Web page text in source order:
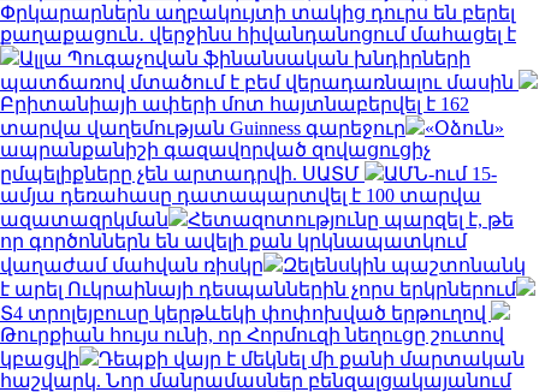
Փրկարարներն աղբակույտի տակից դուրս են բերել
քաղաքացուն․ վերջինս հիվանդանոցում մահացել է
Ալլա Պուգաչովան ֆինանսական խնդիրների
պատճառով մտածում է բեմ վերադառնալու մասին
Բրիտանիայի ափերի մոտ հայտնաբերվել է 162
տարվա վաղեմության Guinness գարեջուր
«Օձուն»
ապրանքանիշի գազավորված զովացուցիչ
ըմպելիքները չեն արտադրվի. ՍԱՏՄ
ԱՄՆ-ում 15-
ամյա դեռահասը դատապարտվել է 100 տարվա
ազատազրկման
Հետազոտությունը պարզել է, թե
որ գործոններն են ավելի քան կրկնապատկում
վաղաժամ մահվան ռիսկը
Զելենսկին պաշտոնանկ
է արել Ուկրաինայի դեսպաններին չորս երկրներում
Տ4 տրոլեյբուսը կերթևեկի փոփոխված երթուղով
Թուրքիան հույս ունի, որ Հորմուզի նեղուցը շուտով
կբացվի
Դեպքի վայր է մեկնել մի քանի մարտական
հաշվարկ. Նոր մանրամասներ բենզալցակայանում